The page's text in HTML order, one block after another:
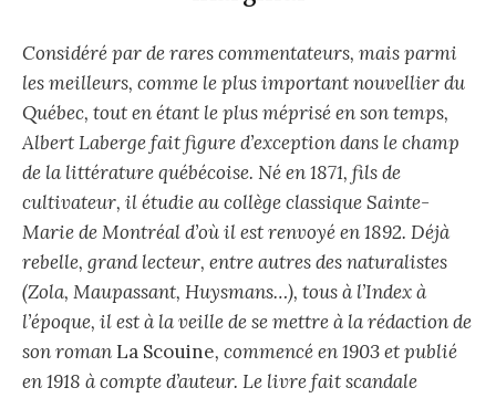
Considéré par de rares commentateurs, mais parmi
les meilleurs, comme le plus important nouvellier du
Québec, tout en étant le plus méprisé en son temps,
Albert Laberge fait figure d’exception dans le champ
de la littérature québécoise. Né en 1871, fils de
cultivateur, il étudie au collège classique Sainte-
Marie de Montréal d’où il est renvoyé en 1892. Déjà
rebelle, grand lecteur, entre autres des naturalistes
(Zola, Maupassant, Huysmans…), tous à l’Index à
l’époque, il est à la veille de se mettre à la rédaction de
son romanLa Scouine, commencé en 1903 et publié
en 1918 à compte d’auteur. Le livre fait scandale